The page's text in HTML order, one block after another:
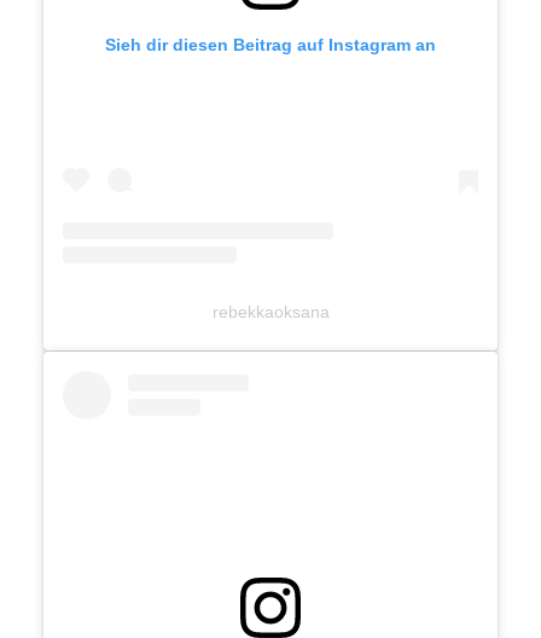
Sieh dir diesen Beitrag auf Instagram an
rebekkaoksana